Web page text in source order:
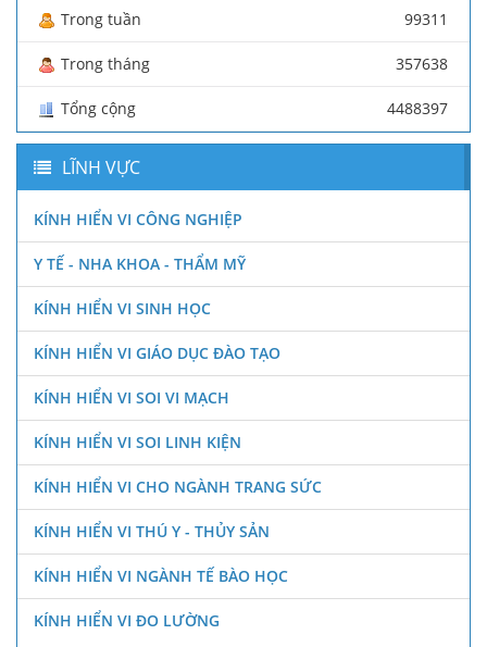
Trong tuần 99311
Trong tháng 357638
Tổng cộng 4488397
LĨNH VỰC
KÍNH HIỂN VI CÔNG NGHIỆP
Y TẾ - NHA KHOA - THẨM MỸ
KÍNH HIỂN VI SINH HỌC
KÍNH HIỂN VI GIÁO DỤC ĐÀO TẠO
KÍNH HIỂN VI SOI VI MẠCH
KÍNH HIỂN VI SOI LINH KIỆN
KÍNH HIỂN VI CHO NGÀNH TRANG SỨC
KÍNH HIỂN VI THÚ Y - THỦY SẢN
KÍNH HIỂN VI NGÀNH TẾ BÀO HỌC
KÍNH HIỂN VI ĐO LƯỜNG